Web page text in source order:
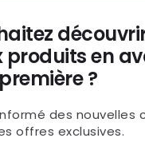
produits en
première ?
des nouvelles
offres exclusives.